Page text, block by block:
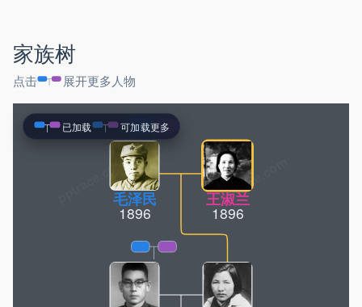
家族树
点击 展开更多人物
pptrace.com 王淑兰
1896
毛泽民
1896
已加载 可加载更多